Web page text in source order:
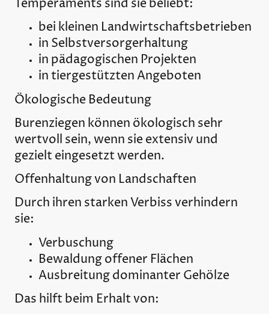
Temperaments sind sie beliebt:
bei kleinen Landwirtschaftsbetrieben
in Selbstversorgerhaltung
in pädagogischen Projekten
in tiergestützten Angeboten
Ökologische Bedeutung
Burenziegen können ökologisch sehr
wertvoll sein, wenn sie extensiv und
gezielt eingesetzt werden.
Offenhaltung von Landschaften
Durch ihren starken Verbiss verhindern
sie:
Verbuschung
Bewaldung offener Flächen
Ausbreitung dominanter Gehölze
Das hilft beim Erhalt von: